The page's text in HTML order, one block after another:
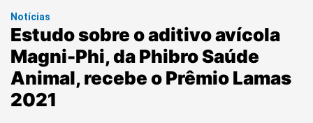
Notícias
Estudo sobre o aditivo avícola
Magni-Phi, da Phibro Saúde
Animal, recebe o Prêmio Lamas
2021